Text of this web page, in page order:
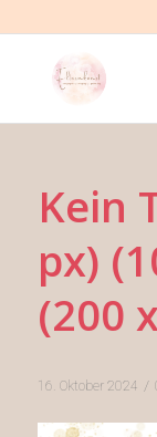
Kein
px)
(200
16. Oktober 2024 /